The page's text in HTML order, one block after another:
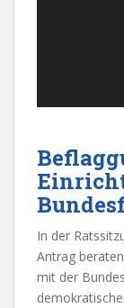
In der
Antrag
mit der